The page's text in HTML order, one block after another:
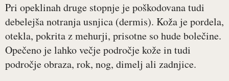
Pri opeklinah druge stopnje je poškodovana tudi
debelejša notranja usnjica (dermis). Koža je pordela,
otekla, pokrita z mehurji, prisotne so hude bolečine.
Opečeno je lahko večje področje kože in tudi
področje obraza, rok, nog, dimelj ali zadnjice.